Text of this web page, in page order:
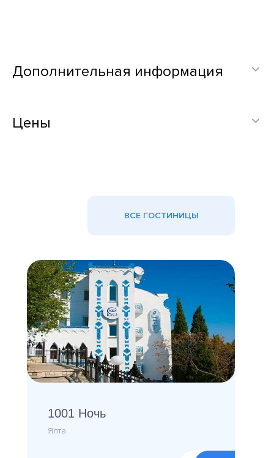
Дополнительная информация
Цены
ВСЕ ГОСТИНИЦЫ
1001 Ночь
Ялта